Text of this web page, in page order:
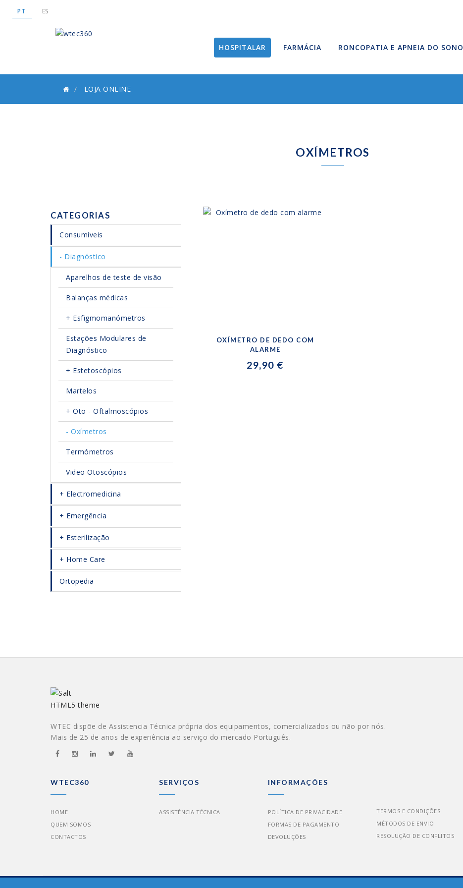
PT ES
HOSPITALAR FARMÁCIA RONCOPATIA E APNEIA DO SONO
LOJA ONLINE
OXÍMETROS
CATEGORIAS
Consumíveis
Diagnóstico
Aparelhos de teste de visão
Balanças médicas
Esfigmomanómetros
Estações Modulares de
Diagnóstico
Estetoscópios
Martelos
Oto - Oftalmoscópios
Oxímetros
Termómetros
Video Otoscópios
Electromedicina
Emergência
Esterilização
Home Care
Ortopedia
OXÍMETRO DE DEDO COM
ALARME
29,90 €
WTEC dispõe de Assistencia Técnica própria dos equipamentos, comercializados ou não por nós.
Mais de 25 de anos de experiência ao serviço do mercado Português.
WTEC360
HOME
QUEM SOMOS
CONTACTOS
SERVIÇOS
ASSISTÊNCIA TÉCNICA
INFORMAÇÕES
POLÍTICA DE PRIVACIDADE
FORMAS DE PAGAMENTO
DEVOLUÇÕES
TERMOS E CONDIÇÕES
MÉTODOS DE ENVIO
RESOLUÇÃO DE CONFLITOS